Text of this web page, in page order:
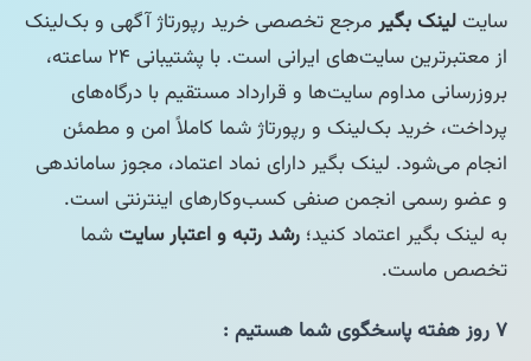
سایتلینک بگیرمرجع تخصصی خرید رپورتاژ آگهی و بک‌لینک
از معتبرترین سایت‌های ایرانی است. با پشتیبانی ۲۴ ساعته،
بروزرسانی مداوم سایت‌ها و قرارداد مستقیم با درگاه‌های
پرداخت، خرید بک‌لینک و رپورتاژ شما کاملاً امن و مطمئن
انجام می‌شود. لینک بگیر دارای نماد اعتماد، مجوز ساماندهی
و عضو رسمی انجمن صنفی کسب‌وکارهای اینترنتی است.
به لینک بگیر اعتماد کنید؛ رشد رتبه و اعتبار سایتشما
تخصص ماست.
۷ روز هفته پاسخگوی شما هستیم :